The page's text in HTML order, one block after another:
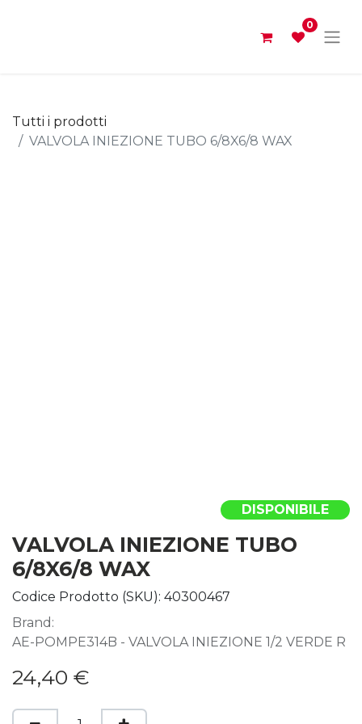
0
Tutti i prodotti
VALVOLA INIEZIONE TUBO 6/8X6/8 WAX
DISPONIBILE
VALVOLA INIEZIONE TUBO
6/8X6/8 WAX
Codice Prodotto (SKU): 40300467
Brand:
AE-POMPE314B - VALVOLA INIEZIONE 1/2 VERDE R
24,40 €